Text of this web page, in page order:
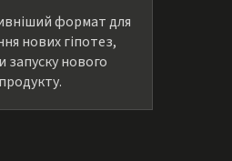
формат для
нових гіпотез,
запуску нового
продукту.